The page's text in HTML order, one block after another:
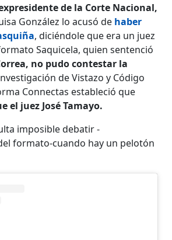
de la Corte Nacional,
González lo acusó de haber
, diciéndole que era un juez
Saquicela, quien sentenció
no pudo contestar la
de Vistazo y Código
Connectas estableció que
el juez José Tamayo.
imposible debatir -
formato-cuando hay un pelotón